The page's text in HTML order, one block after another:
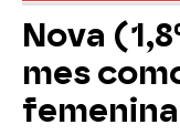
Nova
mes